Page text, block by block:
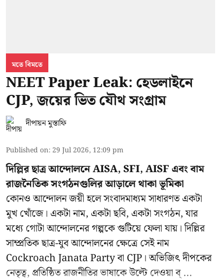
মতে বিমতে
NEET Paper Leak: হেডলাইনে
CJP, জয়ের ভিত যৌথ সংগ্রাম
দীপায়ন মুস্তাফি
Published on: 29 Jul 2026, 12:09 pm
দিল্লির ছাত্র আন্দোলনে AISA, SFI, AISF এবং বাম
রাজনৈতিক সংগঠনগুলির আড়ালে থাকা ভূমিকা
কোনও আন্দোলন জয়ী হলে সংবাদমাধ্যম সাধারণত একটা
মুখ খোঁজে। একটা নাম, একটা ছবি, একটা সংগঠন, যার
মধ্যে গোটা আন্দোলনের গল্পকে গুটিয়ে ফেলা যায়। দিল্লির
সাম্প্রতিক ছাত্র-যুব আন্দোলনের ক্ষেত্রে সেই নাম
Cockroach Janata Party বা CJP। অভিজিৎ দীপকের
নেতৃত্ব, প্রতিষ্ঠিত রাজনীতির ভাষাকে উল্টে দেওয়া ব্ ...